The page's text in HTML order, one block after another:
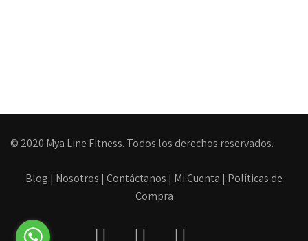
© 2020 Mya Line Fitness. Todos los derechos reservados.
Blog | Nosotros | Contáctanos | Mi Cuenta | Políticas de
Compra